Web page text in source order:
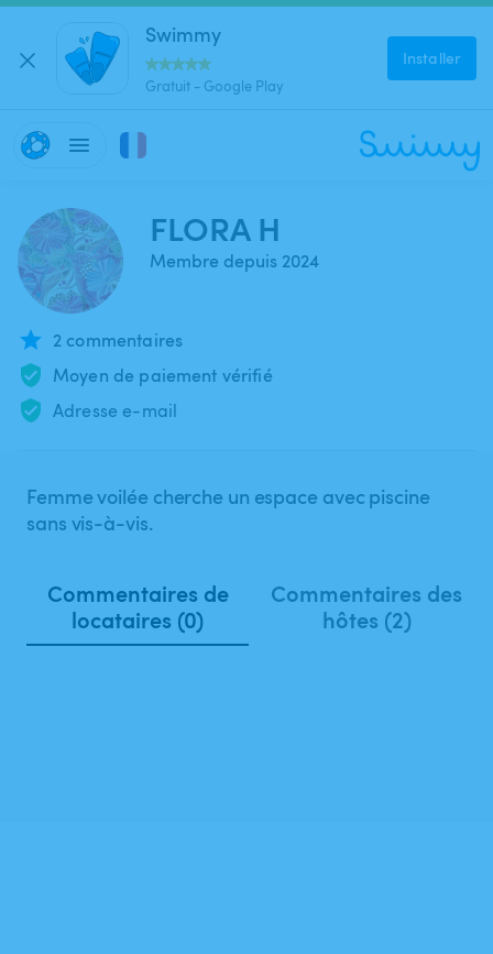
Swimmy
Gratuit - Google Play
Installer
FLORA H
Membre depuis 2024
2 commentaires
Moyen de paiement vérifié
Adresse e-mail
Femme voilée cherche un espace avec piscine
sans vis-à-vis.
Commentaires de
locataires (0)
Commentaires des
hôtes (2)